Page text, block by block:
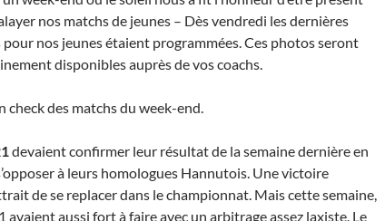
nos matchs de jeunes – Dès vendredi les dernières
nos jeunes étaient programmées. Ces photos seront
disponibles auprès de vos coachs.
check des matchs du week-end.
devaient confirmer leur résultat de la semaine dernière en
à leurs homologues Hannutois. Une victoire
de se replacer dans le championnat. Mais cette semaine,
avaient aussi fort à faire avec un arbitrage assez laxiste. Le